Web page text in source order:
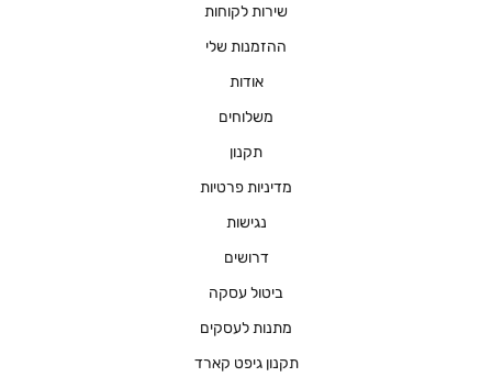
שירות לקוחות
ההזמנות שלי
אודות
משלוחים
תקנון
מדיניות פרטיות
נגישות
דרושים
ביטול עסקה
מתנות לעסקים
תקנון גיפט קארד